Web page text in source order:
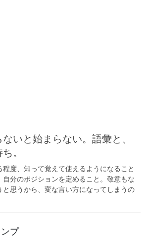
ないと始まらない。語彙と、
。
度、知って覚えて使えるようになること
自分のポジションを定めること。敬意もな
と思うから、変な言い方になってしまうの
プ